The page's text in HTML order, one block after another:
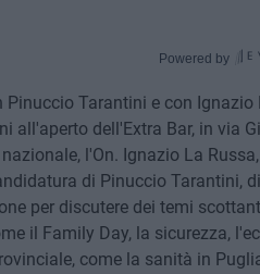
Powered by
Pinuccio Tarantini e con
all'aperto dell'Extra Bar, in via
l'On. Ignazio La
di Pinuccio Tarantini,
per discutere dei temi
il Family Day, la sicurezza,
come la sanità in